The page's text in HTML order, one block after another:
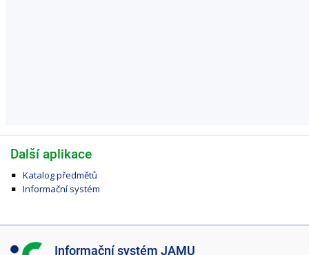
Další aplikace
Katalog předmětů
Informační systém
I Informační systém JAMU